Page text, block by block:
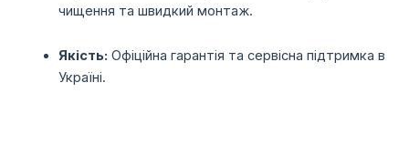
чищення та швидкий монтаж.
Якість: Офіційна гарантія та сервісна підтримка в
Україні.